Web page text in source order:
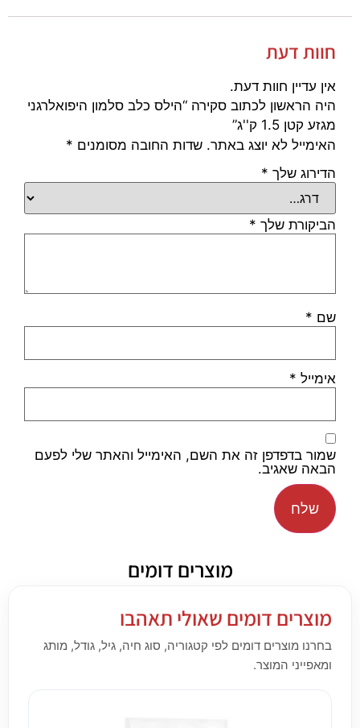
חוות דעת
אין עדיין חוות דעת.
היה הראשון לכתוב סקירה “הילס כלב סלמון היפואלרגני
מגזע קטן 1.5 ק''ג”
האימייל לא יוצג באתר. שדות החובה מסומנים *
הדירוג שלך *
הביקורת שלך *
שם *
אימייל *
שמור בדפדפן זה את השם, האימייל והאתר שלי לפעם
הבאה שאגיב.
מוצרים דומים
מוצרים דומים שאולי תאהבו
בחרנו מוצרים דומים לפי קטגוריה, סוג חיה, גיל, גודל, מותג
ומאפייני המוצר.